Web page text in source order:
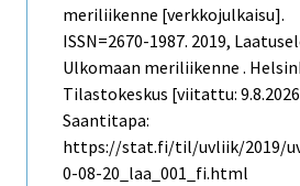
meriliikenne [verkkojulkaisu].
ISSN=2670-1987. 2019,
Ulkomaan meriliikenne .
Tilastokeskus [viitattu:
Saantitapa:
https://stat.fi/til/uvliik/2019/
0-08-20_laa_001_fi.html